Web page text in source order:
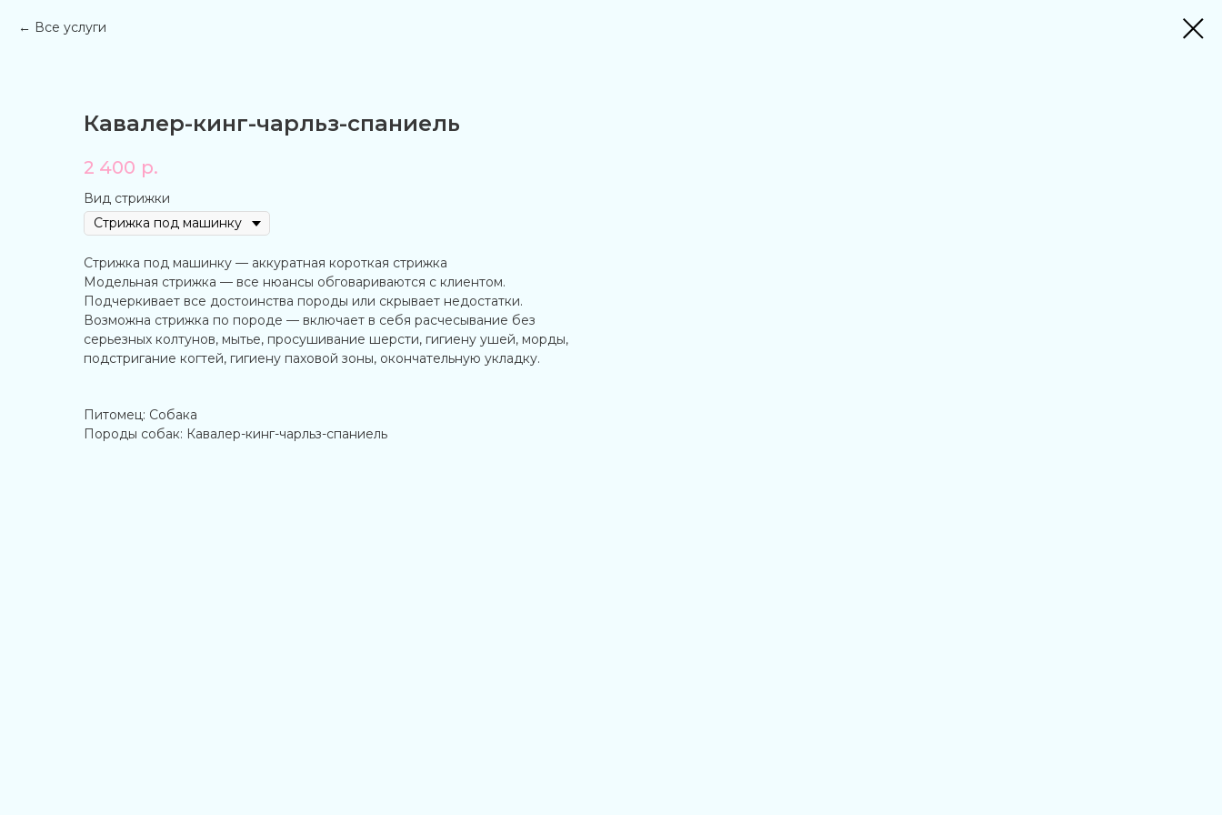
Все услуги
Кавалер-кинг-чарльз-спаниель
2 400 р.
Вид стрижки
Стрижка под машинку — аккуратная короткая стрижка
Модельная стрижка — все нюансы обговариваются с клиентом.
Подчеркивает все достоинства породы или скрывает недостатки.
Возможна стрижка по породе — включает в себя расчесывание без
серьезных колтунов, мытье, просушивание шерсти, гигиену ушей, морды,
подстригание когтей, гигиену паховой зоны, окончательную укладку.
Питомец: Собака
Породы собак: Кавалер-кинг-чарльз-спаниель